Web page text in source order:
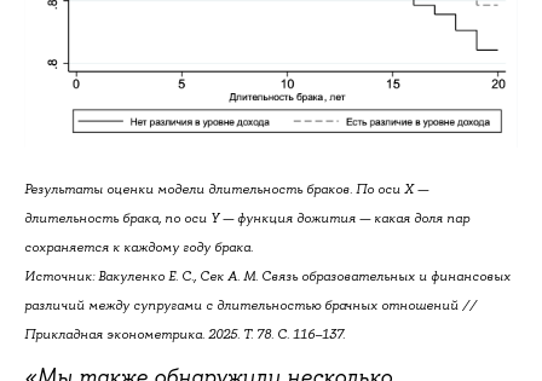
Результаты оценки модели длительность браков. По оси X —
длительность брака, по оси Y — функция дожития — какая доля пар
сохраняется к каждому году брака.
Источник: Вакуленко Е. С., Сек А. М. Связь образовательных и финансовых
различий между супругами с длительностью брачных отношений //
Прикладная эконометрика. 2025. Т. 78. С. 116–137.